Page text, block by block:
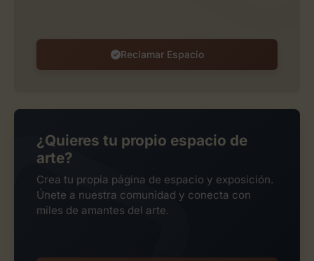
Reclamar Espacio
¿Quieres tu propio espacio de
arte?
Crea tu propia página de espacio y exposición.
Únete a nuestra comunidad y conecta con
miles de amantes del arte.